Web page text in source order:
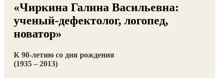
«Чиркина Галина Васильевна:
ученый-дефектолог, логопед,
новатор»
К 90-летию со дня рождения
(1935 – 2013)